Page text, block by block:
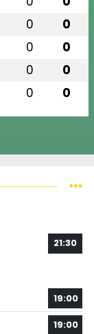
0 0
0 0
0 0
0 0
21:30
19:00
19:00